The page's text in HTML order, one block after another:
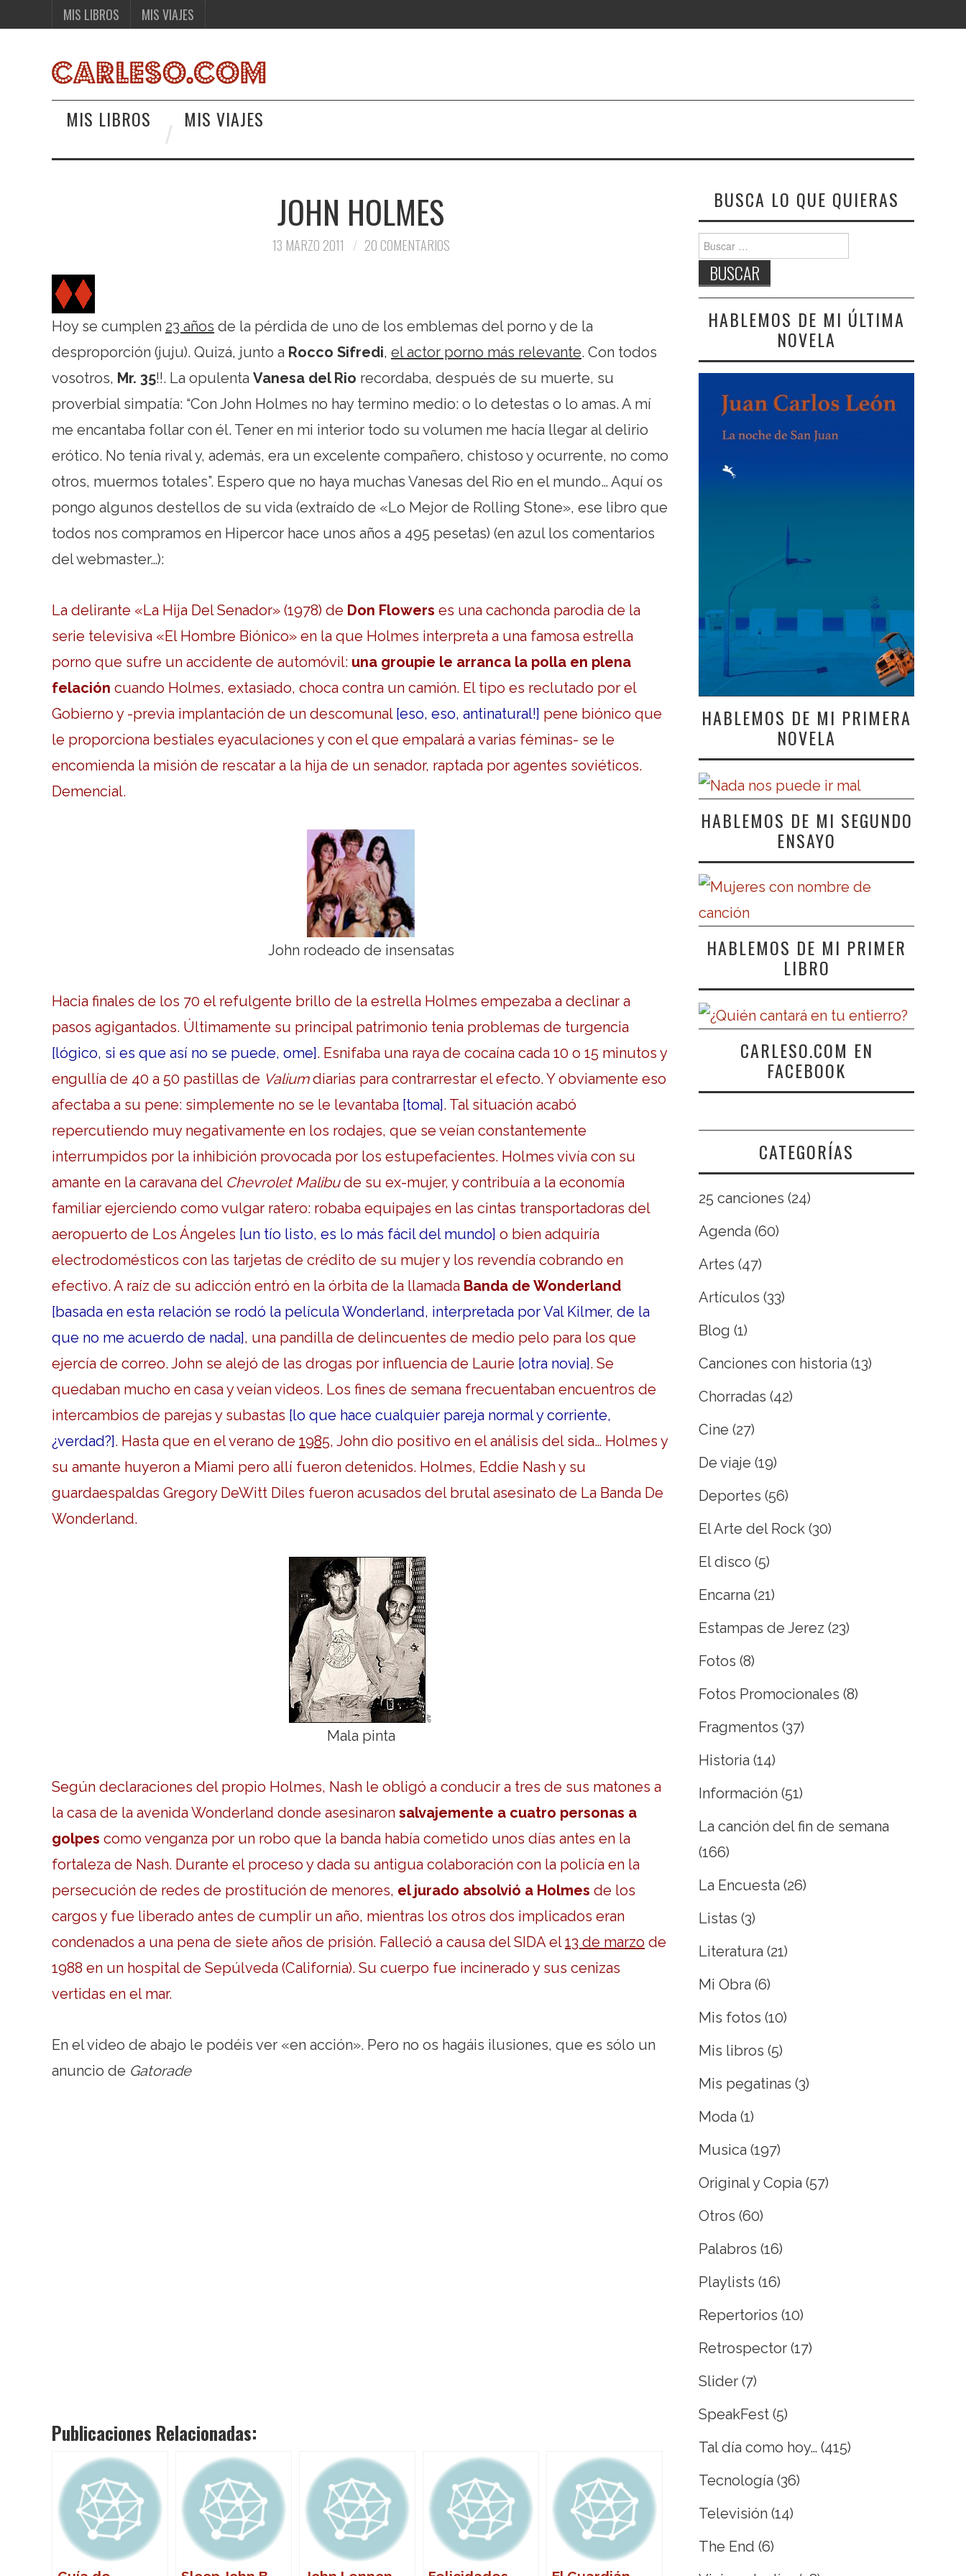
MIS LIBROS MIS VIAJES
MIS LIBROS MIS VIAJES
JOHN HOLMES
13 MARZO 2011 20 COMENTARIOS
Hoy se cumplen 23 años de la pérdida de uno de los emblemas del porno y de la
desproporción (juju). Quizá, junto a Rocco Sifredi, el actor porno más relevante. Con todos
vosotros, Mr. 35!!. La opulenta Vanesa del Rio recordaba, después de su muerte, su
proverbial simpatía: “Con John Holmes no hay termino medio: o lo detestas o lo amas. A mí
me encantaba follar con él. Tener en mi interior todo su volumen me hacía llegar al delirio
erótico. No tenía rival y, además, era un excelente compañero, chistoso y ocurrente, no como
otros, muermos totales”. Espero que no haya muchas Vanesas del Rio en el mundo… Aquí os
pongo algunos destellos de su vida (extraído de «Lo Mejor de Rolling Stone», ese libro que
todos nos compramos en Hipercor hace unos años a 495 pesetas) (en azul los comentarios
del webmaster…):
La delirante «La Hija Del Senador» (1978) de Don Flowers es una cachonda parodia de la
serie televisiva «El Hombre Biónico» en la que Holmes interpreta a una famosa estrella
porno que sufre un accidente de automóvil: una groupie le arranca la polla en plena
felación cuando Holmes, extasiado, choca contra un camión. El tipo es reclutado por el
Gobierno y -previa implantación de un descomunal [eso, eso, antinatural!] pene biónico que
le proporciona bestiales eyaculaciones y con el que empalará a varias féminas- se le
encomienda la misión de rescatar a la hija de un senador, raptada por agentes soviéticos.
Demencial.
John rodeado de insensatas
Hacia finales de los 70 el refulgente brillo de la estrella Holmes empezaba a declinar a
pasos agigantados. Últimamente su principal patrimonio tenia problemas de turgencia
[lógico, si es que así no se puede, ome]. Esnifaba una raya de cocaína cada 10 o 15 minutos y
engullía de 40 a 50 pastillas de Valiumdiarias para contrarrestar el efecto. Y obviamente eso
afectaba a su pene: simplemente no se le levantaba [toma]. Tal situación acabó
repercutiendo muy negativamente en los rodajes, que se veían constantemente
interrumpidos por la inhibición provocada por los estupefacientes. Holmes vivía con su
amante en la caravana del Chevrolet Malibude su ex-mujer, y contribuía a la economía
familiar ejerciendo como vulgar ratero: robaba equipajes en las cintas transportadoras del
aeropuerto de Los Ángeles [un tío listo, es lo más fácil del mundo] o bien adquiría
electrodomésticos con las tarjetas de crédito de su mujer y los revendía cobrando en
efectivo. A raíz de su adicción entró en la órbita de la llamada Banda de Wonderland
[basada en esta relación se rodó la película Wonderland, interpretada por Val Kilmer, de la
que no me acuerdo de nada], una pandilla de delincuentes de medio pelo para los que
ejercía de correo. John se alejó de las drogas por influencia de Laurie [otra novia]. Se
quedaban mucho en casa y veían videos. Los fines de semana frecuentaban encuentros de
intercambios de parejas y subastas [lo que hace cualquier pareja normal y corriente,
¿verdad?]. Hasta que en el verano de 1985, John dio positivo en el análisis del sida… Holmes y
su amante huyeron a Miami pero allí fueron detenidos. Holmes, Eddie Nash y su
guardaespaldas Gregory DeWitt Diles fueron acusados del brutal asesinato de La Banda De
Wonderland.
Mala pinta
Según declaraciones del propio Holmes, Nash le obligó a conducir a tres de sus matones a
la casa de la avenida Wonderland donde asesinaron salvajemente a cuatro personas a
golpes como venganza por un robo que la banda había cometido unos días antes en la
fortaleza de Nash. Durante el proceso y dada su antigua colaboración con la policía en la
persecución de redes de prostitución de menores, el jurado absolvió a Holmes de los
cargos y fue liberado antes de cumplir un año, mientras los otros dos implicados eran
condenados a una pena de siete años de prisión. Falleció a causa del SIDA el13 de marzo de
1988 en un hospital de Sepúlveda (California). Su cuerpo fue incinerado y sus cenizas
vertidas en el mar.
En el video de abajo le podéis ver «en acción». Pero no os hagáis ilusiones, que es sólo un
anuncio de Gatorade
Publicaciones Relacionadas:
BUSCA LO QUE QUIERAS
Buscar:
HABLEMOS DE MI ÚLTIMA
NOVELA
HABLEMOS DE MI PRIMERA
NOVELA
HABLEMOS DE MI SEGUNDO
ENSAYO
HABLEMOS DE MI PRIMER
LIBRO
CARLESO.COM EN
FACEBOOK
CATEGORÍAS
25 canciones (24)
Agenda (60)
Artes (47)
Artículos (33)
Blog (1)
Canciones con historia (13)
Chorradas (42)
Cine (27)
De viaje (19)
Deportes (56)
El Arte del Rock (30)
El disco (5)
Encarna (21)
Estampas de Jerez (23)
Fotos (8)
Fotos Promocionales (8)
Fragmentos (37)
Historia (14)
Información (51)
La canción del fin de semana
(166)
La Encuesta (26)
Listas (3)
Literatura (21)
Mi Obra (6)
Mis fotos (10)
Mis libros (5)
Mis pegatinas (3)
Moda (1)
Musica (197)
Original y Copia (57)
Otros (60)
Palabros (16)
Playlists (16)
Repertorios (10)
Retrospector (17)
Slider (7)
SpeakFest (5)
Tal día como hoy… (415)
Tecnología (36)
Televisión (14)
The End (6)